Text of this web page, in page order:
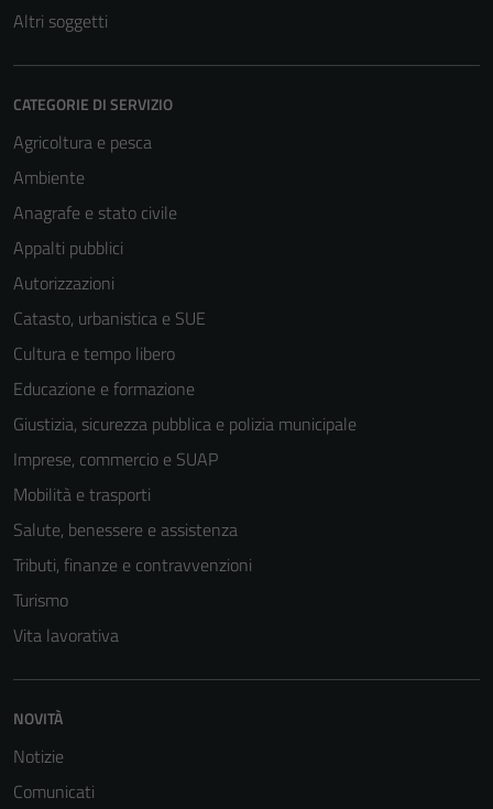
Altri soggetti
CATEGORIE DI SERVIZIO
Agricoltura e pesca
Ambiente
Anagrafe e stato civile
Appalti pubblici
Autorizzazioni
Catasto, urbanistica e SUE
Cultura e tempo libero
Educazione e formazione
Giustizia, sicurezza pubblica e polizia municipale
Imprese, commercio e SUAP
Mobilità e trasporti
Salute, benessere e assistenza
Tributi, finanze e contravvenzioni
Turismo
Vita lavorativa
NOVITÀ
Notizie
Comunicati